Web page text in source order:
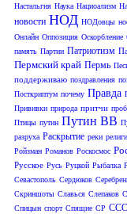
Настальгия Наука Нациоализм
новости НОД НОДовцы
Онлайн Оппозиция Оскорбление
память Партии Патриотизм
Пермский край Пермь
поддерживаю поздравления
Посткриптум почему Правда
Прививки природа притчи
Птицы путин Путин ВВ
разруха Раскрытие реки
Ройзман Романов Роскосмос
Русское Русь Руцкой Рыбалка
Севастополь Сердюков
Скриншоты Славься Слепаков
Спицын спорт Спящие СР